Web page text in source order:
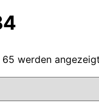
65 werden angezeigt